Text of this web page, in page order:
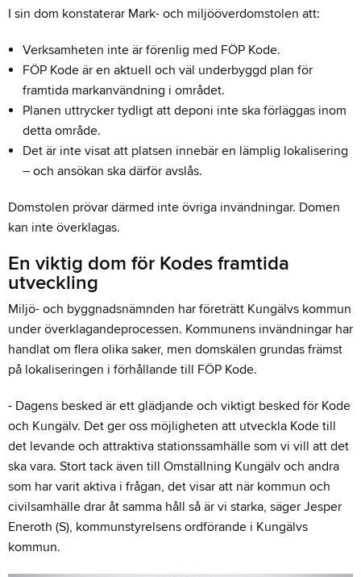
I sin dom konstaterar Mark- och miljööverdomstolen att:
Verksamheten inte är förenlig med FÖP Kode.
FÖP Kode är en aktuell och väl underbyggd plan för
framtida markanvändning i området.
Planen uttrycker tydligt att deponi inte ska förläggas inom
detta område.
Det är inte visat att platsen innebär en lämplig lokalisering
– och ansökan ska därför avslås.
Domstolen prövar därmed inte övriga invändningar. Domen
kan inte överklagas.
En viktig dom för Kodes framtida
utveckling
Miljö- och byggnadsnämnden har företrätt Kungälvs kommun
under överklagandeprocessen. Kommunens invändningar har
handlat om flera olika saker, men domskälen grundas främst
på lokaliseringen i förhållande till FÖP Kode.
- Dagens besked är ett glädjande och viktigt besked för Kode
och Kungälv. Det ger oss möjligheten att utveckla Kode till
det levande och attraktiva stationssamhälle som vi vill att det
ska vara. Stort tack även till Omställning Kungälv och andra
som har varit aktiva i frågan, det visar att när kommun och
civilsamhälle drar åt samma håll så är vi starka, säger Jesper
Eneroth (S), kommunstyrelsens ordförande i Kungälvs
kommun.